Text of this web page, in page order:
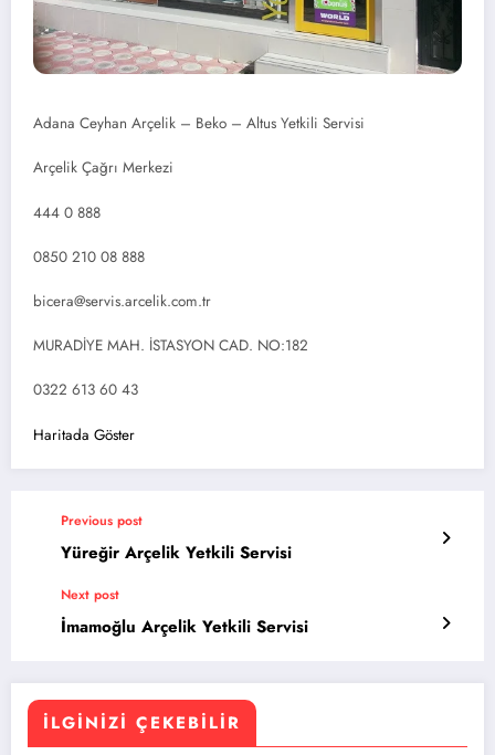
Adana Ceyhan Arçelik – Beko – Altus Yetkili Servisi
Arçelik Çağrı Merkezi
444 0 888
0850 210 08 888
bicera@servis.arcelik.com.tr
MURADİYE MAH. İSTASYON CAD. NO:182
0322 613 60 43
Haritada Göster
Previous post
Yüreğir Arçelik Yetkili Servisi
Next post
İmamoğlu Arçelik Yetkili Servisi
İLGINIZI ÇEKEBILIR